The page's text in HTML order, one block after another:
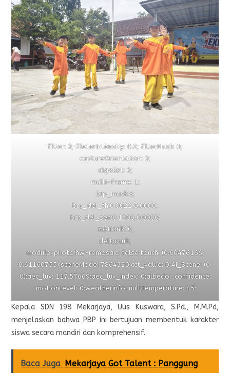
filter: 0; fileterIntensity: 0.0; filterMask: 0;
captureOrientation: 0;
algolist: 0;
multi-frame: 1;
brp_mask:8;
brp_del_th:0.0022,0.0000;
brp_del_sen:0.1300,0.0000;
motionR: 0;
delta:null;
module: photo;hw-remosaic: false;touch: (0.60476166,
0.61160755);sceneMode: 7864320;cct_value: 0;AI_Scene: (0,
0);aec_lux: 117.57669;aec_lux_index: 0;albedo: ;confidence:
;motionLevel: 0;weatherinfo: null;temperature: 45;
Kepala SDN 198 Mekarjaya, Uus Kuswara, S.Pd., M.M.Pd,
menjelaskan bahwa PBP ini bertujuan membentuk karakter
siswa secara mandiri dan komprehensif.
Baca Juga Mekarjaya Got Talent : Panggung